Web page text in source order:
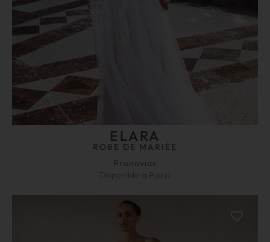
ELARA
ROBE DE MARIÉE
Pronovias
Disponible à Paris